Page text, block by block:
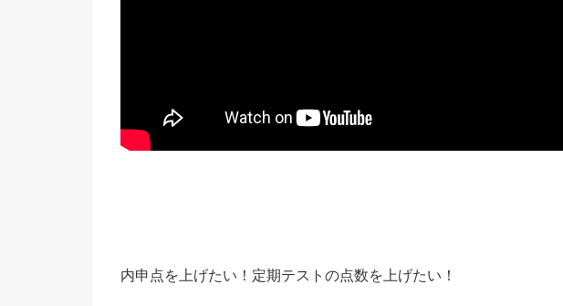
内申点を上げたい！定期テストの点数を上げたい！